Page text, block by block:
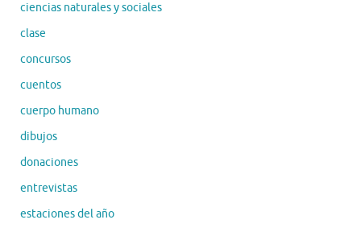
ciencias naturales y sociales
clase
concursos
cuentos
cuerpo humano
dibujos
donaciones
entrevistas
estaciones del año